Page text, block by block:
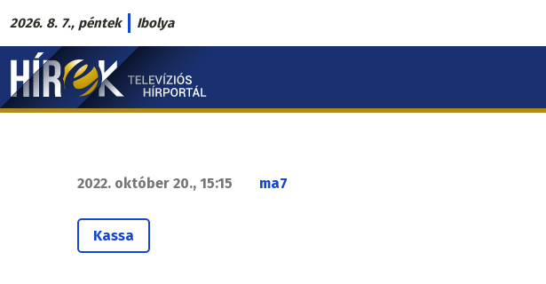
Ugrás
a
tartalomra
2026. 8. 7., péntek Ibolya
Hírek.sk
fő
2022. október 20., 15:15 ma7
Kassa